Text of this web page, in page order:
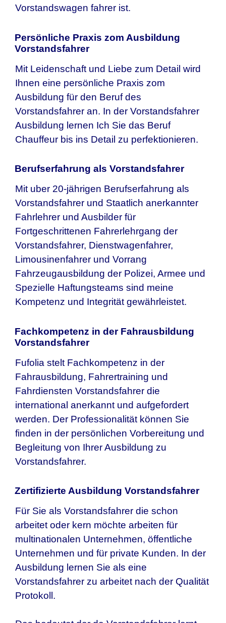
Vorstandswagen fahrer ist.
Persönliche Praxis zom Ausbildung
Vorstandsfahrer
Mit Leidenschaft und Liebe zum Detail wird
Ihnen eine persönliche Praxis zom
Ausbildung für den Beruf des
Vorstandsfahrer an. In der Vorstandsfahrer
Ausbildung lernen Ich Sie das Beruf
Chauffeur bis ins Detail zu perfektionieren.
Berufserfahrung als Vorstandsfahrer
Mit uber 20-jährigen Berufserfahrung als
Vorstandsfahrer und Staatlich anerkannter
Fahrlehrer und Ausbilder für
Fortgeschrittenen Fahrerlehrgang der
Vorstandsfahrer, Dienstwagenfahrer,
Limousinenfahrer und Vorrang
Fahrzeugausbildung der Polizei, Armee und
Spezielle Haftungsteams sind meine
Kompetenz und Integrität gewährleistet.
Fachkompetenz in der Fahrausbildung
Vorstandsfahrer
Fufolia stelt Fachkompetenz in der
Fahrausbildung, Fahrertraining und
Fahrdiensten Vorstandsfahrer die
international anerkannt und aufgefordert
werden. Der Professionalität können Sie
finden in der persönlichen Vorbereitung und
Begleitung von Ihrer Ausbildung zu
Vorstandsfahrer.
Zertifizierte Ausbildung Vorstandsfahrer
Für Sie als Vorstandsfahrer die schon
arbeitet oder kern möchte arbeiten für
multinationalen Unternehmen, öffentliche
Unternehmen und für private Kunden. In der
Ausbildung lernen Sie als eine
Vorstandsfahrer zu arbeitet nach der Qualität
Protokoll.